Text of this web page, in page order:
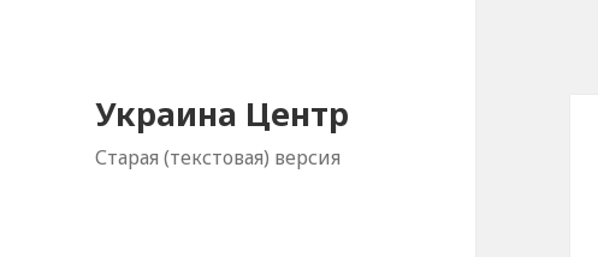
Украина Центр
Старая (текстовая) версия